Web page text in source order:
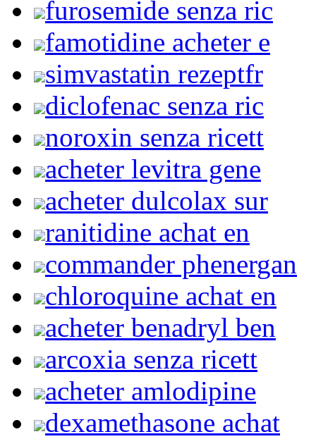
furosemide senza ric
famotidine acheter e
simvastatin rezeptfr
diclofenac senza ric
noroxin senza ricett
acheter levitra gene
acheter dulcolax sur
ranitidine achat en
commander phenergan
chloroquine achat en
acheter benadryl ben
arcoxia senza ricett
acheter amlodipine
dexamethasone achat